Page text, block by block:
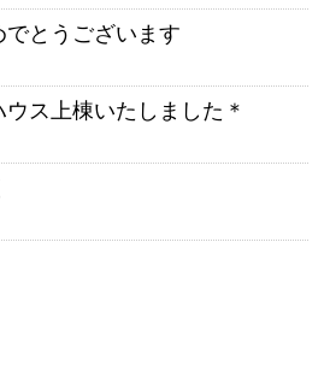
とうございます
ス上棟いたしました＊